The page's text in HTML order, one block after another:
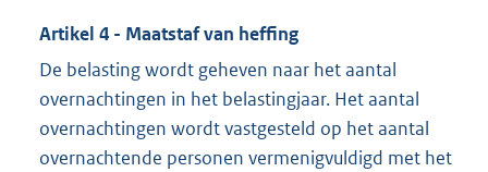
Artikel 4 - Maatstaf van heffing
De belasting wordt geheven naar het aantal
overnachtingen in het belastingjaar. Het aantal
overnachtingen wordt vastgesteld op het aantal
overnachtende personen vermenigvuldigd met het